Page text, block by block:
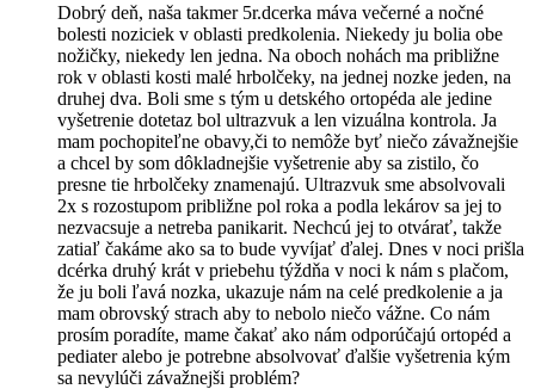
Dobrý deň, naša takmer 5r.dcerka máva večerné a nočné
bolesti noziciek v oblasti predkolenia. Niekedy ju bolia obe
nožičky, niekedy len jedna. Na oboch nohách ma približne
rok v oblasti kosti malé hrbolčeky, na jednej nozke jeden, na
druhej dva. Boli sme s tým u detského ortopéda ale jedine
vyšetrenie dotetaz bol ultrazvuk a len vizuálna kontrola. Ja
mam pochopiteľne obavy,či to nemôže byť niečo závažnejšie
a chcel by som dôkladnejšie vyšetrenie aby sa zistilo, čo
presne tie hrbolčeky znamenajú. Ultrazvuk sme absolvovali
2x s rozostupom približne pol roka a podla lekárov sa jej to
nezvacsuje a netreba panikarit. Nechcú jej to otvárať, takže
zatiaľ čakáme ako sa to bude vyvíjať ďalej. Dnes v noci prišla
dcérka druhý krát v priebehu týždňa v noci k nám s plačom,
že ju boli ľavá nozka, ukazuje nám na celé predkolenie a ja
mam obrovský strach aby to nebolo niečo vážne. Co nám
prosím poradíte, mame čakať ako nám odporúčajú ortopéd a
pediater alebo je potrebne absolvovať ďalšie vyšetrenia kým
sa nevylúči závažnejši problém?